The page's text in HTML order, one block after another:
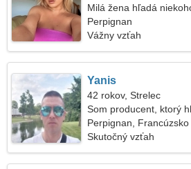
Milá žena hľadá
Perpignan
Vážny vzťah
Yanis
42 rokov, Strelec
Som producent, ktorý
Perpignan, Francúzsko
Skutočný vzťah